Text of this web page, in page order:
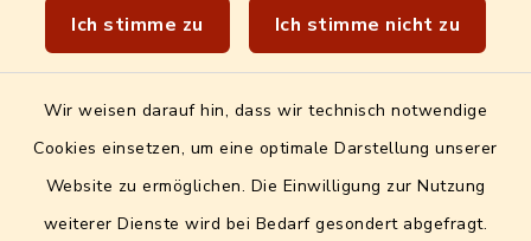
Ich stimme zu Ich stimme nicht zu
Wir weisen darauf hin, dass wir technisch notwendige
Cookies einsetzen, um eine optimale Darstellung unserer
Website zu ermöglichen. Die Einwilligung zur Nutzung
weiterer Dienste wird bei Bedarf gesondert abgefragt.
Wir sind Genussort!